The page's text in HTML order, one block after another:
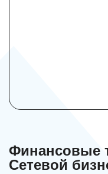
Финансовые
Сетевой